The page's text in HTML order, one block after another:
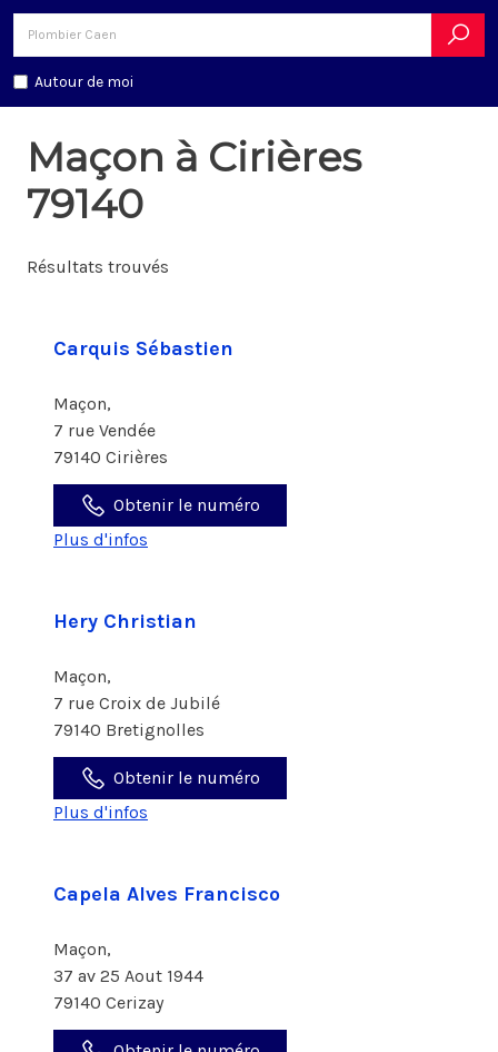
Autour de moi
Maçon à Cirières
79140
Résultats trouvés
Carquis Sébastien
Maçon,
7 rue Vendée
79140 Cirières
Obtenir le numéro
Plus d'infos
Hery Christian
Maçon,
7 rue Croix de Jubilé
79140 Bretignolles
Obtenir le numéro
Plus d'infos
Capela Alves Francisco
Maçon,
37 av 25 Aout 1944
79140 Cerizay